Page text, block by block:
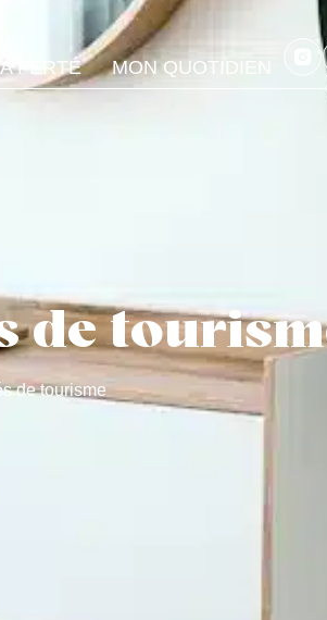
FERTÉ MON QUOTIDIEN
de
de tourisme